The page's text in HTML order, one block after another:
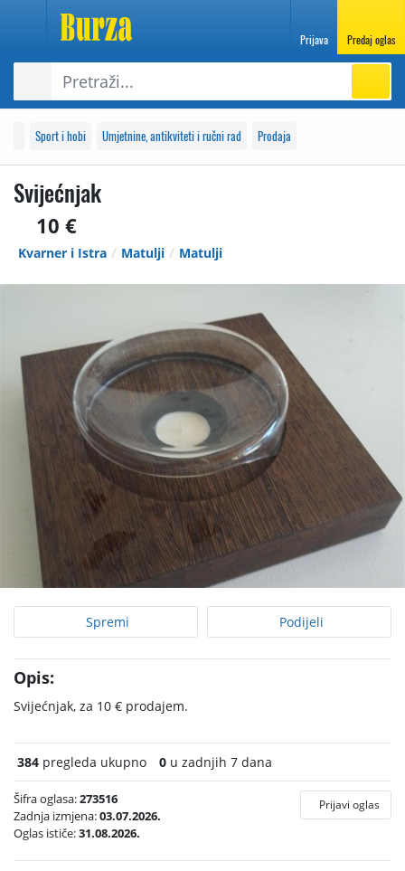
Prijava Predaj oglas
Sport i hobi Umjetnine, antikviteti i ručni rad Prodaja
Svijećnjak
10 €
Kvarner i Istra Matulji Matulji
Spremi Podijeli
Opis:
Svijećnjak, za 10 € prodajem.
384 pregleda ukupno 0 u zadnjih 7 dana
Šifra oglasa:273516
Zadnja izmjena:03.07.2026.
Oglas ističe:31.08.2026.
Prijavi oglas